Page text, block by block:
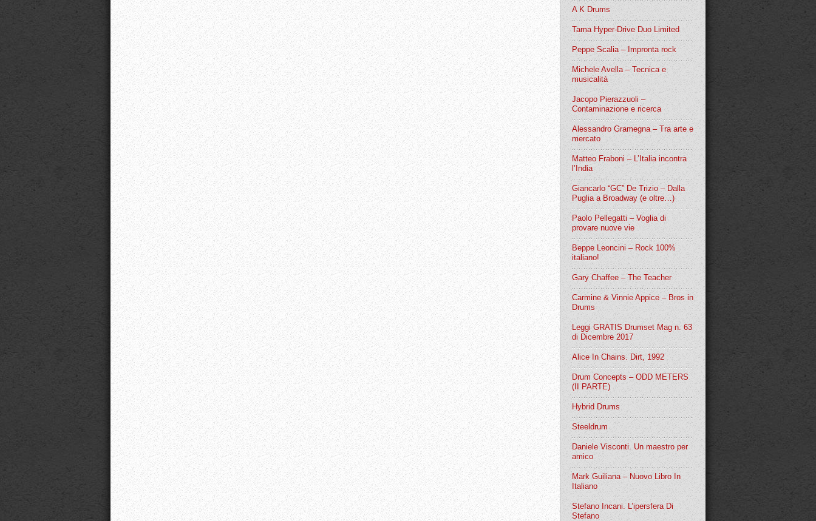
A K Drums
Tama Hyper-Drive Duo Limited
Peppe Scalia – Impronta rock
Michele Avella – Tecnica e
musicalità
Jacopo Pierazzuoli –
Contaminazione e ricerca
Alessandro Gramegna – Tra arte e
mercato
Matteo Fraboni – L’Italia incontra
l’India
Giancarlo “GC” De Trizio – Dalla
Puglia a Broadway (e oltre…)
Paolo Pellegatti – Voglia di
provare nuove vie
Beppe Leoncini – Rock 100%
italiano!
Gary Chaffee – The Teacher
Carmine & Vinnie Appice – Bros in
Drums
Leggi GRATIS Drumset Mag n. 63
di Dicembre 2017
Alice In Chains. Dirt, 1992
Drum Concepts – ODD METERS
(II PARTE)
Hybrid Drums
Steeldrum
Daniele Visconti. Un maestro per
amico
Mark Guiliana – Nuovo Libro In
Italiano
Stefano Incani. L’ipersfera Di
Stefano